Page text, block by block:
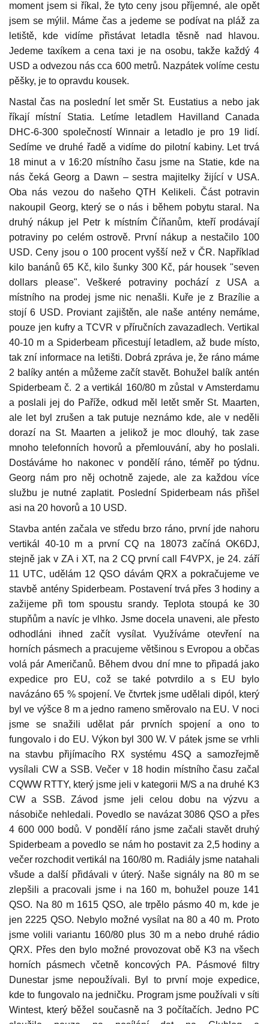
moment jsem si říkal, že tyto ceny jsou příjemné, ale opět
jsem se mýlil. Máme čas a jedeme se podívat na pláž za
letiště, kde vidíme přistávat letadla těsně nad hlavou.
Jedeme taxíkem a cena taxi je na osobu, takže každý 4
USD a odvezou nás cca 600 metrů. Nazpátek volíme cestu
pěšky, je to opravdu kousek.
Nastal čas na poslední let směr St. Eustatius a nebo jak
říkají místní Statia. Letíme letadlem Havilland Canada
DHC-6-300 společností Winnair a letadlo je pro 19 lidí.
Sedíme ve druhé řadě a vidíme do pilotní kabiny. Let trvá
18 minut a v 16:20 místního času jsme na Statie, kde na
nás čeká Georg a Dawn – sestra majitelky žijící v USA.
Oba nás vezou do našeho QTH Kelikeli. Část potravin
nakoupil Georg, který se o nás i během pobytu staral. Na
druhý nákup jel Petr k místním Číňanům, kteří prodávají
potraviny po celém ostrově. První nákup a nestačilo 100
USD. Ceny jsou o 100 procent vyšší než v ČR. Například
kilo banánů 65 Kč, kilo šunky 300 Kč, pár housek "seven
dollars please". Veškeré potraviny pochází z USA a
místního na prodej jsme nic nenašli. Kuře je z Brazílie a
stojí 6 USD. Proviant zajištěn, ale naše antény nemáme,
pouze jen kufry a TCVR v příručních zavazadlech. Vertikal
40-10 m a Spiderbeam přicestují letadlem, až bude místo,
tak zní informace na letišti. Dobrá zpráva je, že ráno máme
2 balíky antén a můžeme začít stavět. Bohužel balík antén
Spiderbeam č. 2 a vertikál 160/80 m zůstal v Amsterdamu
a poslali jej do Paříže, odkud měl letět směr St. Maarten,
ale let byl zrušen a tak putuje neznámo kde, ale v neděli
dorazí na St. Maarten a jelikož je moc dlouhý, tak zase
mnoho telefonních hovorů a přemlouvání, aby ho poslali.
Dostáváme ho nakonec v pondělí ráno, téměř po týdnu.
Georg nám pro něj ochotně zajede, ale za každou více
službu je nutné zaplatit. Poslední Spiderbeam nás přišel
asi na 20 hovorů a 10 USD.
Stavba antén začala ve středu brzo ráno, první jde nahoru
vertikál 40-10 m a první CQ na 18073 začíná OK6DJ,
stejně jak v ZA i XT, na 2 CQ první call F4VPX, je 24. září
11 UTC, udělám 12 QSO dávám QRX a pokračujeme ve
stavbě antény Spiderbeam. Postavení trvá přes 3 hodiny a
zažijeme při tom spoustu srandy. Teplota stoupá ke 30
stupňům a navíc je vlhko. Jsme docela unaveni, ale přesto
odhodláni ihned začít vysílat. Využíváme otevření na
horních pásmech a pracujeme většinou s Evropou a občas
volá pár Američanů. Během dvou dní mne to připadá jako
expedice pro EU, což se také potvrdilo a s EU bylo
navázáno 65 % spojení. Ve čtvrtek jsme udělali dipól, který
byl ve výšce 8 m a jedno rameno směrovalo na EU. V noci
jsme se snažili udělat pár prvních spojení a ono to
fungovalo i do EU. Výkon byl 300 W. V pátek jsme se vrhli
na stavbu přijímacího RX systému 4SQ a samozřejmě
vysílali CW a SSB. Večer v 18 hodin místního času začal
CQWW RTTY, který jsme jeli v kategorii M/S a na druhé K3
CW a SSB. Závod jsme jeli celou dobu na výzvu a
násobiče nehledali. Povedlo se navázat 3086 QSO a přes
4 600 000 bodů. V pondělí ráno jsme začali stavět druhý
Spiderbeam a povedlo se nám ho postavit za 2,5 hodiny a
večer rozchodit vertikál na 160/80 m. Radiály jsme natahali
všude a další přidávali v úterý. Naše signály na 80 m se
zlepšili a pracovali jsme i na 160 m, bohužel pouze 141
QSO. Na 80 m 1615 QSO, ale trpělo pásmo 40 m, kde je
jen 2225 QSO. Nebylo možné vysílat na 80 a 40 m. Proto
jsme volili variantu 160/80 plus 30 m a nebo druhé rádio
QRX. Přes den bylo možné provozovat obě K3 na všech
horních pásmech včetně koncových PA. Pásmové filtry
Dunestar jsme nepoužívali. Byl to první moje expedice,
kde to fungovalo na jedničku. Program jsme používali v síti
Wintest, který běžel současně na 3 počítačích. Jedno PC